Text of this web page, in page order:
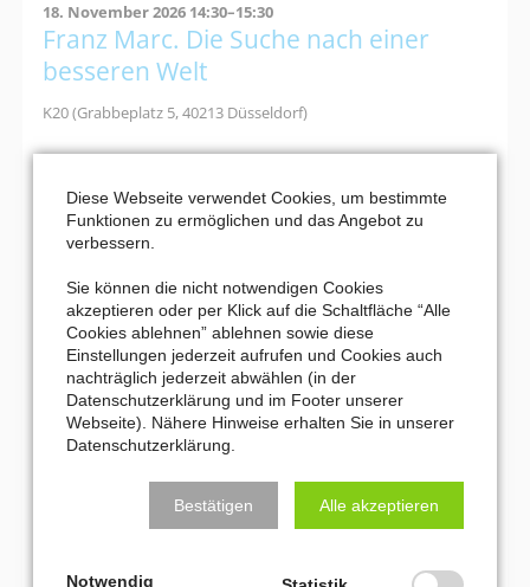
der
Geschichte
18. November 2026 14:30–15:30
Franz Marc. Die Suche nach einer
besseren Welt
K20 (Grabbeplatz 5, 40213 Düsseldorf)
Bei einer Führung durch die Ausstellung im K20 lernen die
Marcund seine Suche nach einer besseren Welt kennen.
Weiterlesen …Franz
Marc.
Suche
nach
einer
besseren
Welt
22. November 2026 17:00
Heute kein Hamlet
Robert Schumann Saal (Ehrenhof 4, 40479 Düsseldorf)
Mit Humor, Musik und viel Bühnenerfahrung gewähren
hinter die Kulissen der Welt von Theater und Film.
Heute
Hamlet
Diese Webseite verwendet Cookies, um bestimmte
Funktionen zu ermöglichen und das Angebot zu
verbessern.
Sie können die nicht notwendigen Cookies
akzeptieren oder per Klick auf die Schaltfläche “Alle
Cookies ablehnen” ablehnen sowie diese
Einstellungen jederzeit aufrufen und Cookies auch
nachträglich jederzeit abwählen (in der
Datenschutzerklärung und im Footer unserer
Webseite). Nähere Hinweise erhalten Sie in unserer
Datenschutzerklärung.
Bestätigen Alle akzeptieren
Notwendig